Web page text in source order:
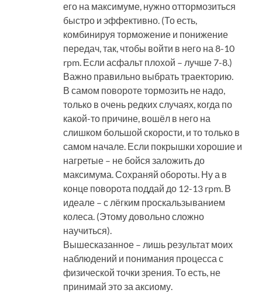
его на максимуме, нужно оттормозиться
быстро и эффективно. (То есть,
комбинируя торможение и понижение
передач, так, чтобы войти в него на 8-10
rpm. Если асфальт плохой – лучше 7-8.)
Важно правильно выбрать траекторию.
В самом повороте тормозить не надо,
только в очень редких случаях, когда по
какой-то причине, вошёл в него на
слишком большой скорости, и то только в
самом начале. Если покрышки хорошие и
нагретые – не бойся заложить до
максимума. Сохраняй обороты. Ну а в
конце поворота поддай до 12-13 rpm. В
идеале – с лёгким проскальзыванием
колеса. (Этому довольно сложно
научиться).
Вышесказанное – лишь результат моих
наблюдений и понимания процесса с
физической точки зрения. То есть, не
принимай это за аксиому.